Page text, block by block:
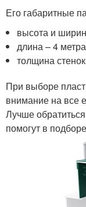
Его габаритные
высота и
длина – 4
толщина
При выборе
внимание на все
Лучше
помогут в